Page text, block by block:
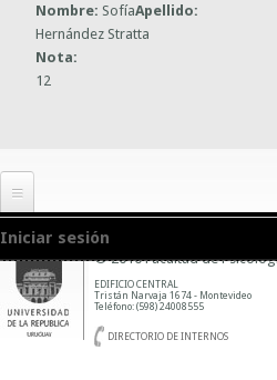
Nombre: SofíaApellido:
Hernández Stratta
Nota:
12
Iniciar sesión
© 2010 Facultad de
EDIFICIO CENTRAL
Tristán Narvaja 1674 - Montevideo
Teléfono: (598) 24008555
DIRECTORIO DE INTERNOS